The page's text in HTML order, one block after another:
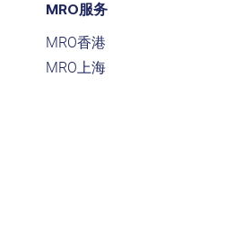
MRO服务
MRO香港
MRO上海